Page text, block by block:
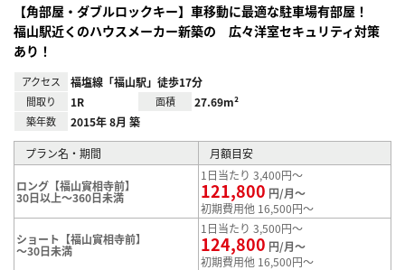
【角部屋・ダブルロックキー】車移動に最適な駐車場有部屋！
福山駅近くのハウスメーカー新築の 広々洋室セキュリティ対策
あり！
アクセス 福塩線「福山駅」徒歩17分
間取り 1R 面積 27.69m²
築年数 2015年 8月 築
プラン名・期間 月額目安
ロング【福山實相寺前】
30日以上～360日未満
1日当たり 3,400円～
121,800 円/月～
初期費用他 16,500円～
ショート【福山實相寺前】
～30日未満
1日当たり 3,500円～
124,800 円/月～
初期費用他 16,500円～